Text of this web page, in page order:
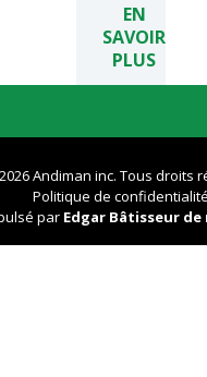
EN
SAVOIR
PLUS
Andiman inc. Tous droits
Politique de confidentialité
par Edgar Bâtisseur de